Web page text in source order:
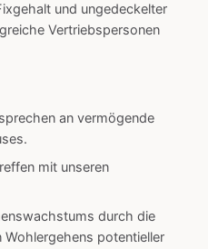
und ungedeckelter
Vertriebspersonen
an vermögende
mit unseren
durch die
Wohlergehens potentieller